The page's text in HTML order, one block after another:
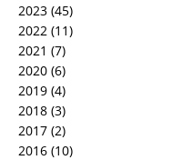
2023 (45)
2022 (11)
2021 (7)
2020 (6)
2019 (4)
2018 (3)
2017 (2)
2016 (10)